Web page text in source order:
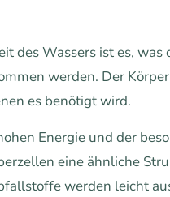
des Wassers ist es,
werden. Der
es benötigt wird.
Energie und der
eine ähnliche
werden leicht